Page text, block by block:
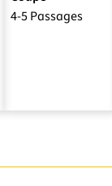
4-5 Passages